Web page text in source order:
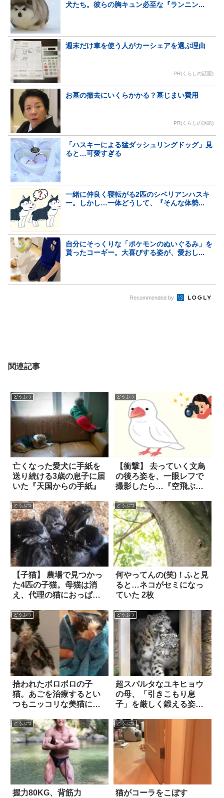
犬たち。彼らの胸キュン必至な『ランニン...
週末だけ車を使う人がカーシェアを選ぶ理由
PR(くらしの話題)
お墓の撤去にいくらかかる？墓じまい費用
PR(くらしの話題)
「ハスキーによる猛ダッシュリングドッグ」見
ると…可愛すぎる
一緒に仲良く寝転がる2匹のシベリアンハスキ
ー。しかし…一体どうして、『そんな体勢...
自分にそっくりな「ポケモンのぬいぐるみ」を
貰ったコーギー。大喜びする姿が、愛おし...
Recommended by
関連記事
どうぶつ
亡くなった愛犬に手紙を
送り続ける3歳の息子に届
いた『天国からの手紙』
どうぶつ
【衝撃】 去っていく文鳥
の後ろ姿を、一眼レフで
撮影したら…『空飛ぶ大
どうぶつ
【子猫】 農場で見つかっ
た4匹の子猫。母猫は消
え、代理の猫におっぱい
実は血も繋がっていなか
った！？
どうぶつ
何やってんの(笑)！ふと見
ると…ネコがセミになっ
ていた 2枚
どうぶつ
拾われたボロボロの子
猫。あごを治療するとい
つもニッコリな美猫に生
どうぶつ
超スパルタなユキヒョウ
の母、「引きこもり息
子」を厳しく鍛える姿が
どうぶつ
握力80KG、背筋力
どうぶつ
猫がコーラをこぼす